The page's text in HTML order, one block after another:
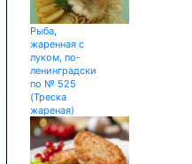
Рыба,
жаренная с
луком, по-
ленинградски
по № 525
(Треска
жареная)